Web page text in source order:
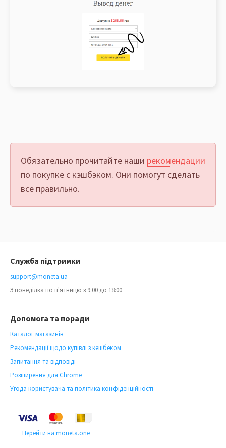
Обязательно прочитайте наши рекомендации
по покупке с кэшбэком. Они помогут сделать
все правильно.
Допомога та поради
Каталог магазинів
Рекомендації щодо купівлі з кешбеком
Запитання та відповіді
Розширення для Chrome
Угода користувача та політика конфіденційності
Служба підтримки
support@moneta.ua
З понеділка по п'ятницю з 9:00 до 18:00
Перейти на moneta.one